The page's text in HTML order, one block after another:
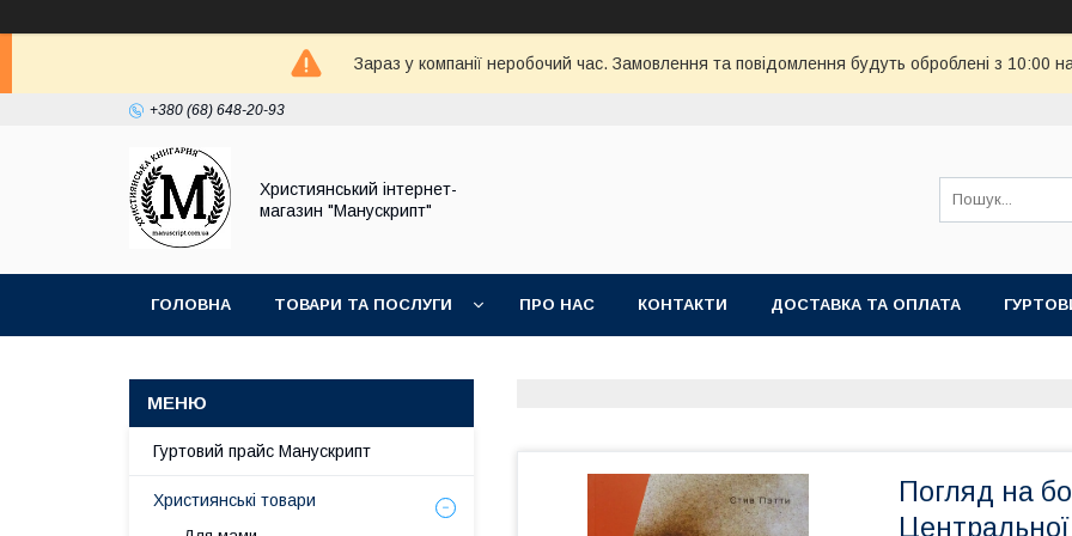
Зараз у компанії неробочий час. Замовлення та повідомлення будуть оброблені з 10:00
+380 (68) 648-20-93
Християнський інтернет-
магазин "Манускрипт"
ГОЛОВНА ТОВАРИ ТА ПОСЛУГИ ПРО НАС КОНТАКТИ ДОСТАВКА ТА ОПЛАТА
Погляд на
Гуртовий прайс Манускрипт
Християнські товари